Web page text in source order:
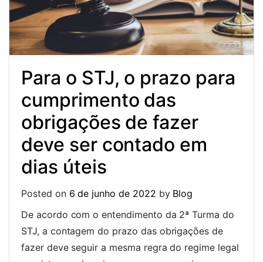
Para o STJ, o prazo para
cumprimento das
obrigações de fazer
deve ser contado em
dias úteis
Posted on 6 de junho de 2022 by Blog
De acordo com o entendimento da 2ª Turma do
STJ, a contagem do prazo das obrigações de
fazer deve seguir a mesma regra do regime legal